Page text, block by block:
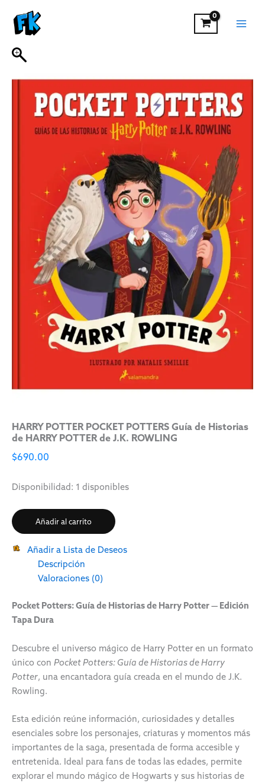
contenido
HARRY POTTER POCKET POTTERS Guía de Historias
de HARRY POTTER de J.K. ROWLING
$690.00
Disponibilidad: 1 disponibles
POTTER
POCKET
Guía
Historias
HARRY
POTTER
Añadir al carrito
Añadir a Lista de Deseos
Descripción
Valoraciones (0)
Pocket Potters: Guía de Historias de Harry Potter — Edición
Tapa Dura
Descubre el universo mágico de Harry Potter en un formato
único con Pocket Potters: Guía de Historias de Harry
Potter, una encantadora guía creada en el mundo de J.K.
Rowling.
Esta edición reúne información, curiosidades y detalles
esenciales sobre los personajes, criaturas y momentos más
importantes de la saga, presentada de forma accesible y
entretenida. Ideal para fans de todas las edades, permite
explorar el mundo mágico de Hogwarts y sus historias de